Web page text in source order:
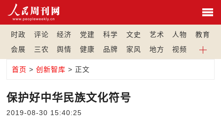
时政 评论 经济 党建 科学 文史 艺术 人物
教育
会展
三农 舆情 健康 品牌 家风 地方 视频
首页 >创新智库 > 正文
保护好中华民族文化符号
2019-08-30 15:40:25